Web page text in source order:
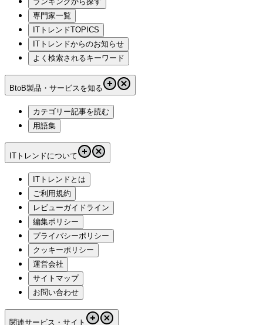
専門家一覧
ITトレンドTOPICS
ITトレンドからのお知らせ
よく検索されるキーワード
BtoB製品・サービスを知る
カテゴリー記事を読む
用語集
ITトレンドについて
ITトレンドとは
ご利用規約
レビューガイドライン
編集ポリシー
プライバシーポリシー
クッキーポリシー
運営会社
サイトマップ
お問い合わせ
関連サービス・サイト